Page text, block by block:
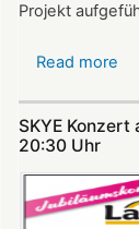
Projekt
Read more
SKYE
20:30 Uhr​​​​​​​​​​​​​​